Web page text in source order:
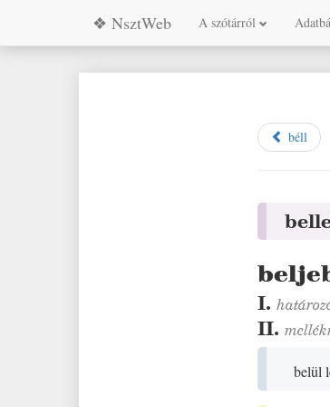
❖ NsztWeb A szótárról
béll
I.
II.
belül